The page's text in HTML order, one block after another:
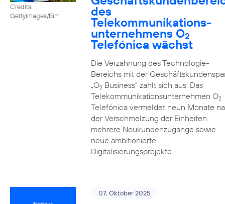
Credits:
Gettyimages/Bim
des
Telekommunikations­
unternehmens O2
Telefónica wächst
Die Verzahnung des Technologie-
Bereichs mit der
„O2Business” zahlt sich aus: Das
Telekommunikationsunternehmen O2
Telefónica vermeldet neun Monate
der Verschmelzung der Einheiten
mehrere Neukundenzugänge sowie
neue ambitionierte
Digitalisierungsprojekte.
07. Oktober 2025